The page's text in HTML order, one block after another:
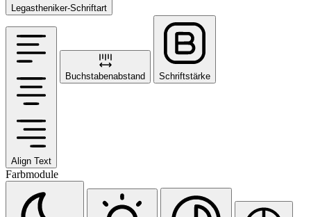
Legastheniker-Schriftart
Align Text
Buchstabenabstand Schriftstärke
Farbmodule